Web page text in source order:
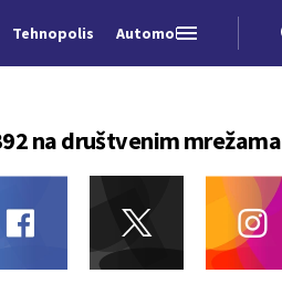
Tehnopolis Automobili
na društvenim mrežama